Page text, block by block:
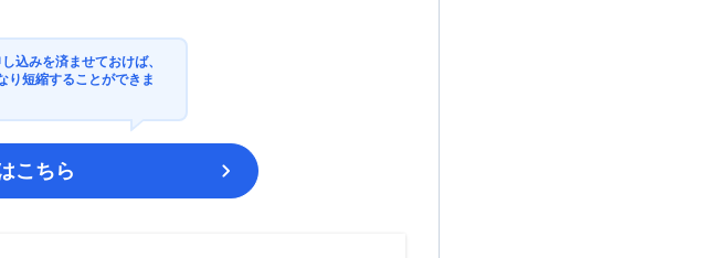
込みを済ませておけば、
り短縮することができま
こちら